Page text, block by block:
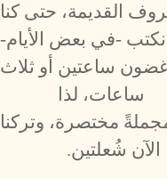
القديمة، حتى كنا
نكتب -في بعض الأيام-
ساعتين أو ثلاث
ساعات، لذا
مجملةً مختصرة، وتركنا
الآن شُعلتين.